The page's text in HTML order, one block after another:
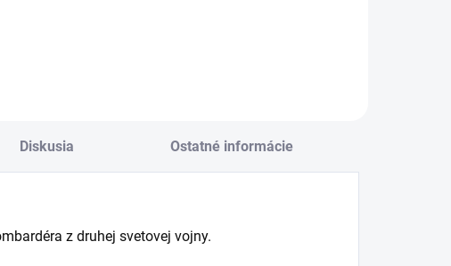
Diskusia Ostatné informácie
z druhej svetovej vojny.